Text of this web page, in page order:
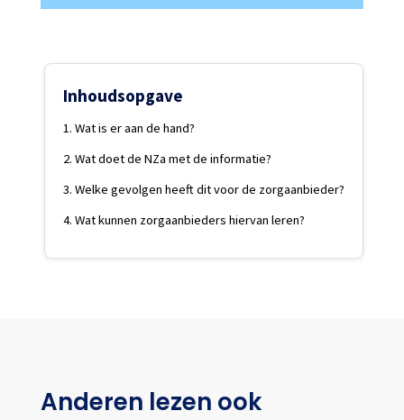
Inhoudsopgave
Wat is er aan de hand?
Wat doet de NZa met de informatie?
Welke gevolgen heeft dit voor de zorgaanbieder?
Wat kunnen zorgaanbieders hiervan leren?
Anderen lezen ook